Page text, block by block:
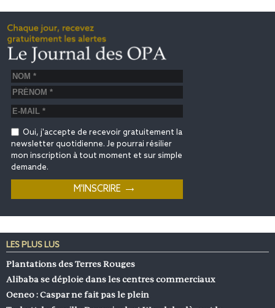
Oui, j'accepte de recevoir gratuitement la
newsletter quotidienne. Je pourrai résilier
mon inscription à tout moment et sur simple
demande.
LES PLUS LUS
Plantations des Terres Rouges
Alibaba se déploie dans les centres commerciaux
Oeneo : Caspar ne fait pas le plein